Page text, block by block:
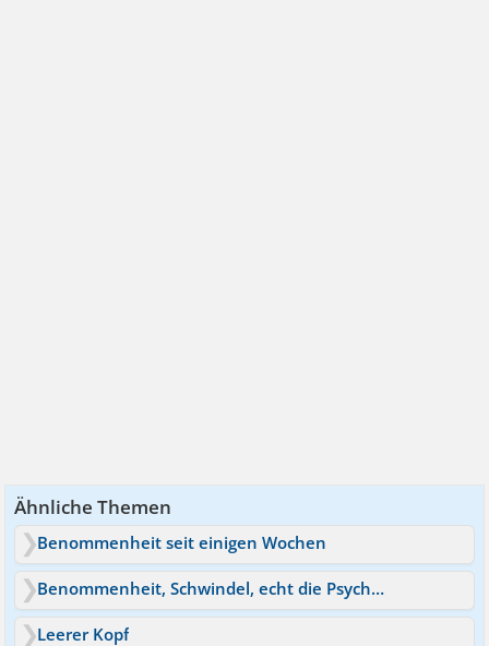
Ähnliche Themen
Benommenheit seit einigen Wochen
Benommenheit, Schwindel, echt die Psyche?
Leerer Kopf